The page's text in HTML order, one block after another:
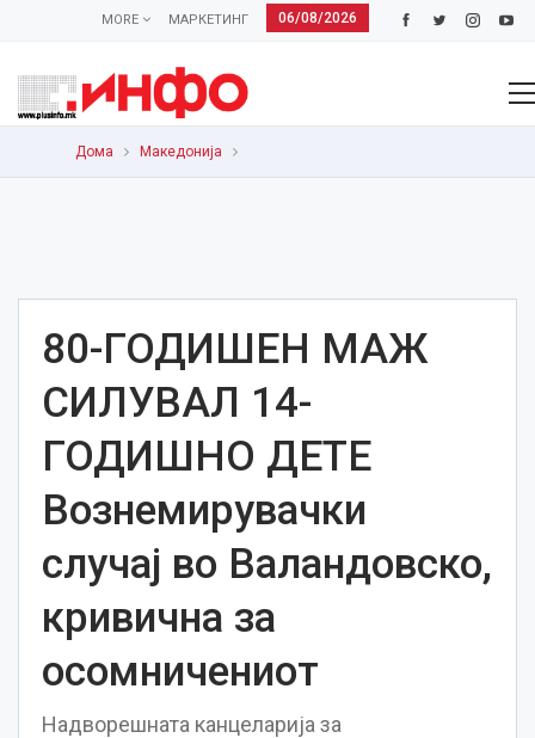
06/08/2026
МАРКЕТИНГ
MORE
Дома Македонија
80-ГОДИШЕН МАЖ
СИЛУВАЛ 14-
ГОДИШНО ДЕТЕ
Вознемирувачки
случај во Валандовско,
кривична за
осомничениот
Надворешната канцеларија за